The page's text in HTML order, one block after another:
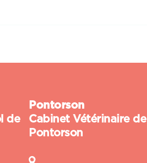
de
Pontorson
Cabinet Vétérinaire de
Pontorson